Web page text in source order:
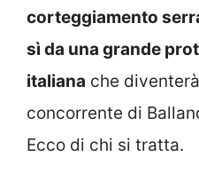
corteggiamento
sì da una grande
italiana che
concorrente di
Ecco di chi si tratta.